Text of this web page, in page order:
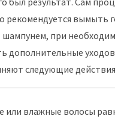
рекомендуется вымыть
при
дополнительные
следующие
или влажные волосы